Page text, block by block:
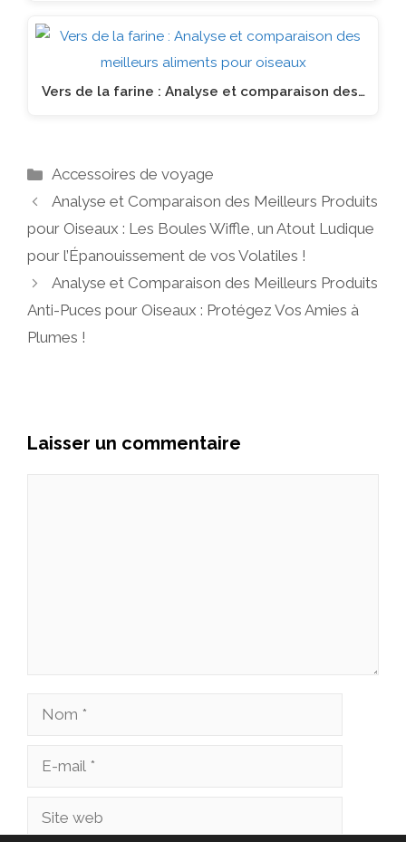
Vers de la farine : Analyse et comparaison des…
Catégories
Accessoires de voyage
Analyse et Comparaison des Meilleurs Produits
pour Oiseaux : Les Boules Wiffle, un Atout Ludique
pour l’Épanouissement de vos Volatiles !
Analyse et Comparaison des Meilleurs Produits
Anti-Puces pour Oiseaux : Protégez Vos Amies à
Plumes !
Laisser un commentaire
Nom
Site